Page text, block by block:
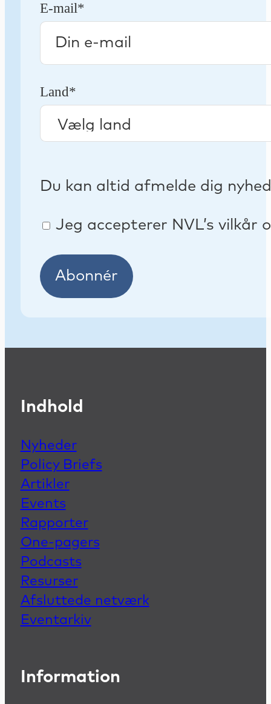
E-mail*
Land*
Du kan altid afmelde dig
Jeg accepterer NVL’s vilkår
Abonnér
Indhold
Nyheder
Policy Briefs
Artikler
Events
Rapporter
One-pagers
Podcasts
Resurser
Afsluttede netværk
Eventarkiv
Information